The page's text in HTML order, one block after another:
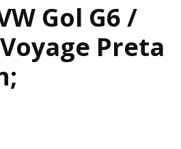
Gol G6 /
Preta